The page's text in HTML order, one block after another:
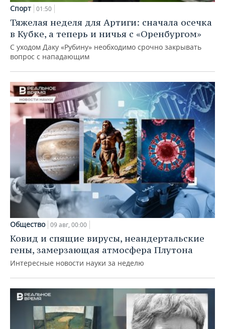
Спорт 01:50
Тяжелая неделя для Артиги: сначала осечка
в Кубке, а теперь и ничья с «Оренбургом»
С уходом Даку «Рубину» необходимо срочно закрывать
вопрос с нападающим
Общество 09 авг, 00:00
Ковид и спящие вирусы, неандертальские
гены, замерзающая атмосфера Плутона
Интересные новости науки за неделю